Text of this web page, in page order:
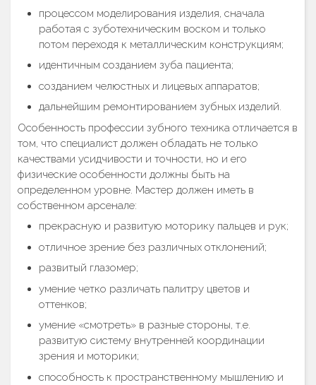
процессом моделирования изделия, сначала
работая с зуботехническим воском и только
потом переходя к металлическим конструкциям;
идентичным созданием зуба пациента;
созданием челюстных и лицевых аппаратов;
дальнейшим ремонтированием зубных изделий.
Особенность профессии зубного техника отличается в
том, что специалист должен обладать не только
качествами усидчивости и точности, но и его
физические особенности должны быть на
определенном уровне. Мастер должен иметь в
собственном арсенале:
прекрасную и развитую моторику пальцев и рук;
отличное зрение без различных отклонений;
развитый глазомер;
умение четко различать палитру цветов и
оттенков;
умение «смотреть» в разные стороны, т.е.
развитую систему внутренней координации
зрения и моторики;
способность к пространственному мышлению и